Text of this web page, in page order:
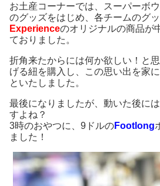
お土産コーナーでは、スーパーボ
のグッズをはじめ、各チームのグッ
Experienceのオリジナルの商品が
ておりました。
折角来たからには何か欲しい！と
げる紐を購入し、この思い出を家
といたしました。
最後になりましたが、動いた後に
すよね？
3時のおやつに、9ドルのFootlong
ました！